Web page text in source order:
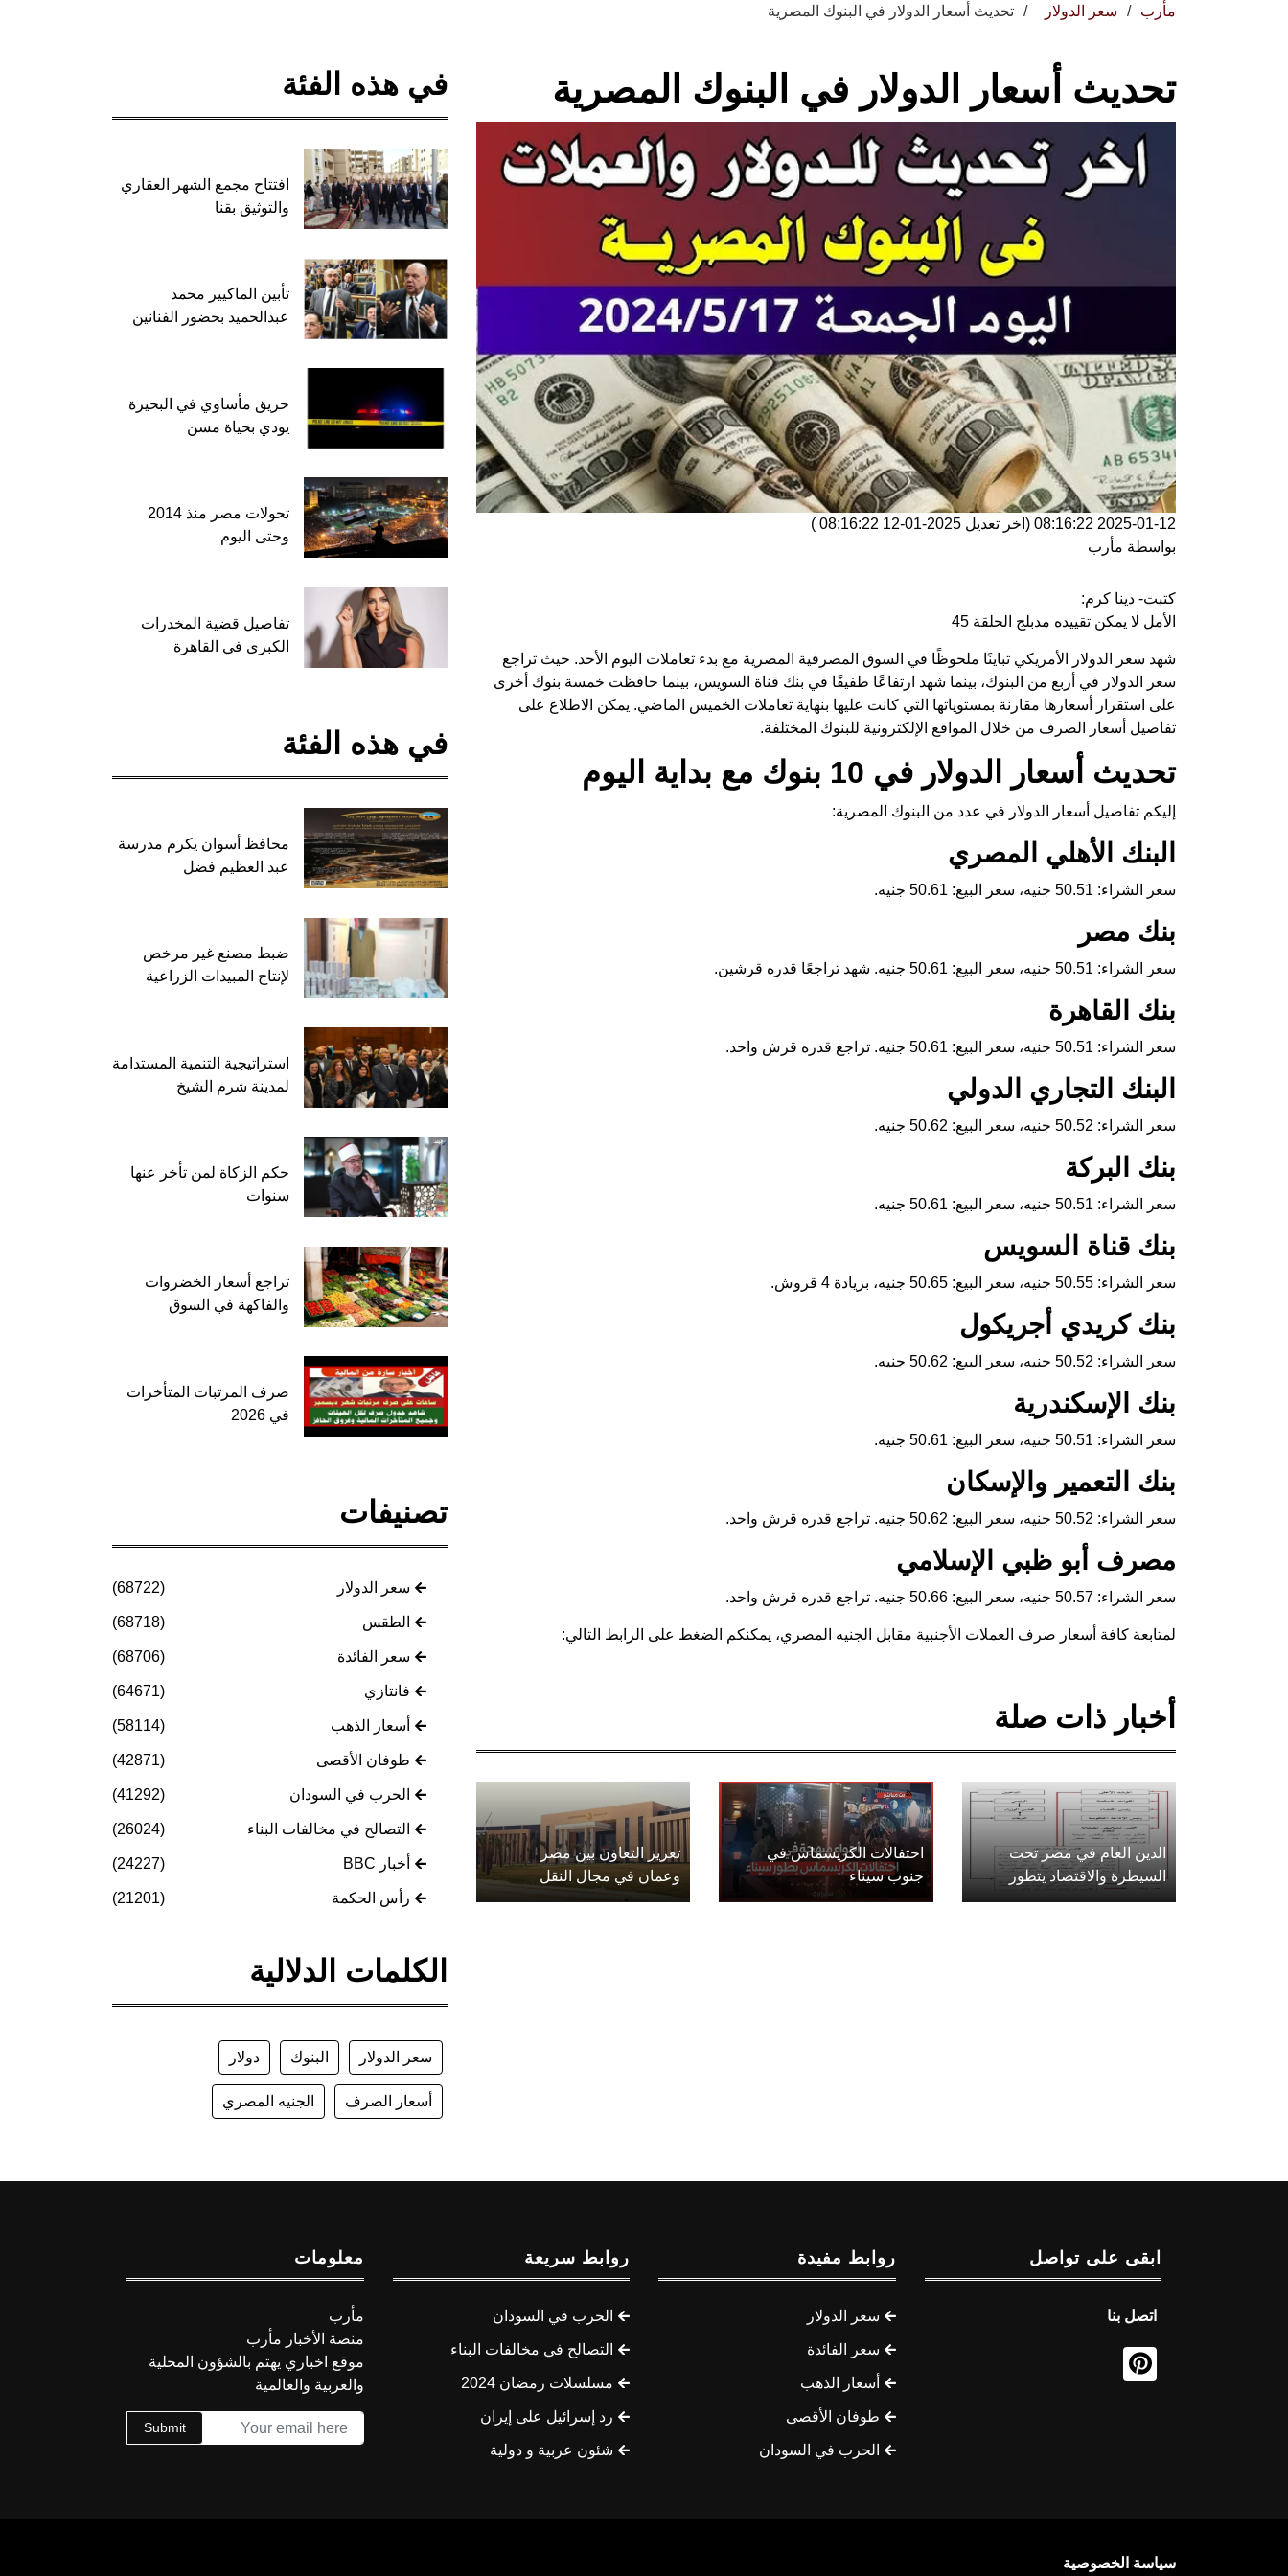
مأرب سعر الدولار تحديث أسعار الدولار في البنوك المصرية
تحديث أسعار الدولار في البنوك المصرية
2025-01-12 08:16:22 (اخر تعديل 2025-01-12 08:16:22
)
بواسطة مأرب
كتبت- دينا كرم:
الأمل لا يمكن تقييده مدبلج الحلقة 45
شهد سعر الدولار الأمريكي تباينًا ملحوظًا في السوق المصرفية المصرية مع بدء تعاملات اليوم الأحد. حيث تراجع
سعر الدولار في أربع من البنوك، بينما شهد ارتفاعًا طفيفًا في بنك قناة السويس، بينما حافظت خمسة بنوك أخرى
على استقرار أسعارها مقارنة بمستوياتها التي كانت عليها بنهاية تعاملات الخميس الماضي. يمكن الاطلاع على
تفاصيل أسعار الصرف من خلال المواقع الإلكترونية للبنوك المختلفة.
تحديث أسعار الدولار في 10 بنوك مع بداية اليوم
إليكم تفاصيل أسعار الدولار في عدد من البنوك المصرية:
البنك الأهلي المصري
سعر الشراء: 50.51 جنيه، سعر البيع: 50.61 جنيه.
بنك مصر
سعر الشراء: 50.51 جنيه، سعر البيع: 50.61 جنيه. شهد تراجعًا قدره قرشين.
بنك القاهرة
سعر الشراء: 50.51 جنيه، سعر البيع: 50.61 جنيه. تراجع قدره قرش واحد.
البنك التجاري الدولي
سعر الشراء: 50.52 جنيه، سعر البيع: 50.62 جنيه.
بنك البركة
سعر الشراء: 50.51 جنيه، سعر البيع: 50.61 جنيه.
بنك قناة السويس
سعر الشراء: 50.55 جنيه، سعر البيع: 50.65 جنيه، بزيادة 4 قروش.
بنك كريدي أجريكول
سعر الشراء: 50.52 جنيه، سعر البيع: 50.62 جنيه.
بنك الإسكندرية
سعر الشراء: 50.51 جنيه، سعر البيع: 50.61 جنيه.
بنك التعمير والإسكان
سعر الشراء: 50.52 جنيه، سعر البيع: 50.62 جنيه. تراجع قدره قرش واحد.
مصرف أبو ظبي الإسلامي
سعر الشراء: 50.57 جنيه، سعر البيع: 50.66 جنيه. تراجع قدره قرش واحد.
لمتابعة كافة أسعار صرف العملات الأجنبية مقابل الجنيه المصري، يمكنكم الضغط على الرابط التالي:
أخبار ذات صلة
الدين العام في مصر تحت
السيطرة والاقتصاد يتطور
احتفالات الكريسماس في
جنوب سيناء
تعزيز التعاون بين مصر
وعمان في مجال النقل
في هذه الفئة
افتتاح مجمع الشهر العقاري
والتوثيق بقنا
تأبين الماكيير محمد
عبدالحميد بحضور الفنانين
حريق مأساوي في البحيرة
يودي بحياة مسن
تحولات مصر منذ 2014
وحتى اليوم
تفاصيل قضية المخدرات
الكبرى في القاهرة
في هذه الفئة
محافظ أسوان يكرم مدرسة
عبد العظيم فضل
ضبط مصنع غير مرخص
لإنتاج المبيدات الزراعية
استراتيجية التنمية المستدامة
لمدينة شرم الشيخ
حكم الزكاة لمن تأخر عنها
سنوات
تراجع أسعار الخضروات
والفاكهة في السوق
صرف المرتبات المتأخرات
في 2026
تصنيفات
سعر الدولار (68722)
الطقس (68718)
سعر الفائدة (68706)
فانتازي (64671)
أسعار الذهب (58114)
طوفان الأقصى (42871)
الحرب في السودان (41292)
التصالح في مخالفات البناء (26024)
أخبار BBC (24227)
رأس الحكمة (21201)
الكلمات الدلالية
سعر الدولار البنوك دولار
أسعار الصرف الجنيه المصري
ابقى على تواصل
اتصل بنا
روابط مفيدة
سعر الدولار
سعر الفائدة
أسعار الذهب
طوفان الأقصى
الحرب في السودان
روابط سريعة
الحرب في السودان
التصالح في مخالفات البناء
مسلسلات رمضان 2024
رد إسرائيل على إيران
شئون عربية و دولية
معلومات
مأرب
منصة الأخبار مأرب
موقع اخباري يهتم بالشؤون المحلية
والعربية والعالمية
Submit
سياسة الخصوصية